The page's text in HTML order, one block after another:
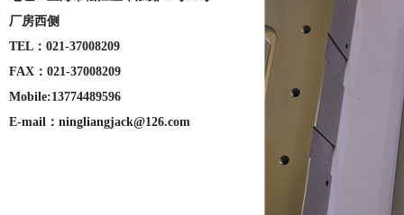
厂房西侧
TEL：021-37008209
FAX：021-37008209
Mobile:13774489596
E-mail：ningliangjack@126.com